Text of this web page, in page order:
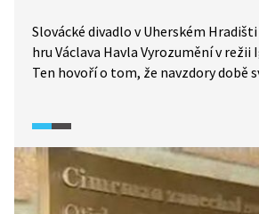
Slovácké divadlo v Uherském
hru Václava Havla Vyrozumění v režii
Ten hovoří o tom, že navzdory době